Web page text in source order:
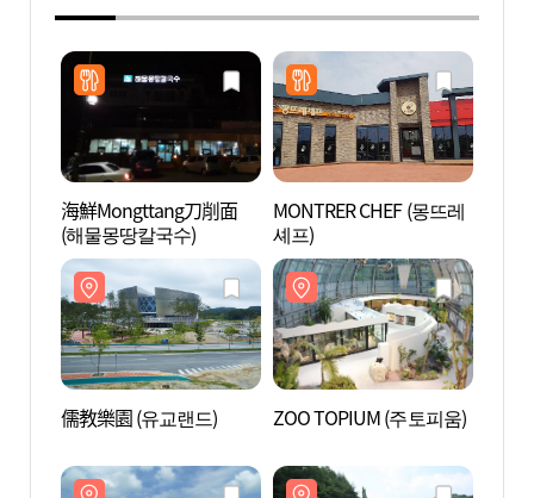
海鮮Mongttang刀削面
(해물몽땅칼국수)
MONTRER CHEF (몽뜨레
셰프)
儒教樂園 (유교랜드) ZOO TOPIUM (주토피움)